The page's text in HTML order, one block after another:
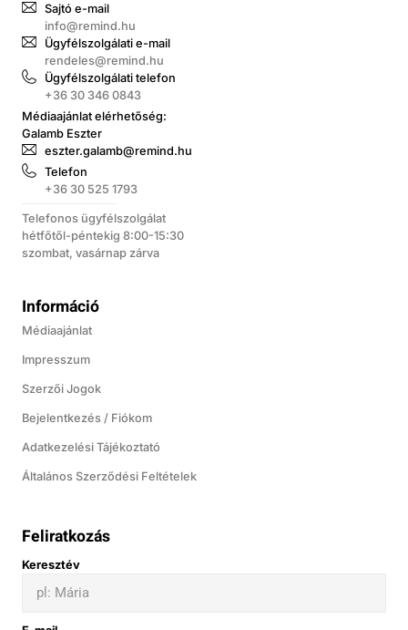
Sajtó e-mail
info@remind.hu
Ügyfélszolgálati e-mail
rendeles@remind.hu
Ügyfélszolgálati telefon
+36 30 346 0843
Médiaajánlat elérhetőség:
Galamb Eszter
eszter.galamb@remind.hu
Telefon
+36 30 525 1793
Telefonos ügyfélszolgálat
hétfőtől-péntekig 8:00-15:30
szombat, vasárnap zárva
Információ
Médiaajánlat
Impresszum
Szerzői Jogok
Bejelentkezés / Fiókom
Adatkezelési Tájékoztató
Általános Szerződési Feltételek
Feliratkozás
Keresztév